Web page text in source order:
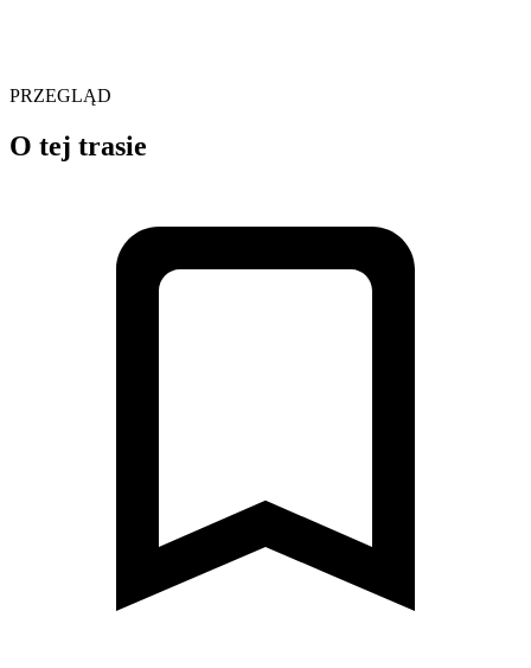
PRZEGLĄD
O tej trasie